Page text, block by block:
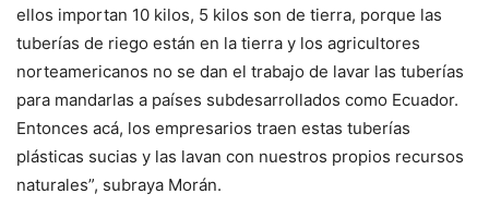
ellos importan 10 kilos, 5 kilos son de tierra, porque las
tuberías de riego están en la tierra y los agricultores
norteamericanos no se dan el trabajo de lavar las tuberías
para mandarlas a países subdesarrollados como Ecuador.
Entonces acá, los empresarios traen estas tuberías
plásticas sucias y las lavan con nuestros propios recursos
naturales”, subraya Morán.